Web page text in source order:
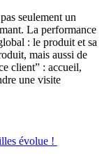
seulement un
La performance
: le produit et sa
mais aussi de
client” : accueil,
une visite
évolue !